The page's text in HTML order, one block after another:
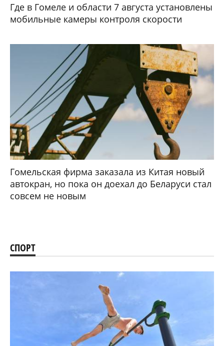
Где в Гомеле и области 7 августа установлены
мобильные камеры контроля скорости
Гомельская фирма заказала из Китая новый
автокран, но пока он доехал до Беларуси стал
совсем не новым
СПОРТ